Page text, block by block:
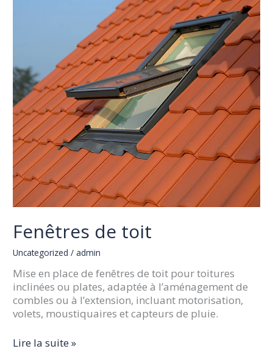
Fenêtres de toit
Uncategorized /admin
Mise en place de fenêtres de toit pour toitures
inclinées ou plates, adaptée à l’aménagement de
combles ou à l’extension, incluant motorisation,
volets, moustiquaires et capteurs de pluie.
Lire la suite »